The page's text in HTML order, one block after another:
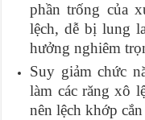
phần trống của
lệch, dễ bị lung
hưởng nghiêm
Suy giảm chức
làm các răng xô
nên lệch khớp